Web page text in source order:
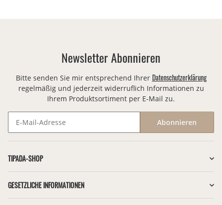
Newsletter Abonnieren
Bitte senden Sie mir entsprechend Ihrer Datenschutzerklärung
regelmäßig und jederzeit widerruflich Informationen zu
Ihrem Produktsortiment per E-Mail zu.
Abonnieren
TIPADA-SHOP
GESETZLICHE INFORMATIONEN